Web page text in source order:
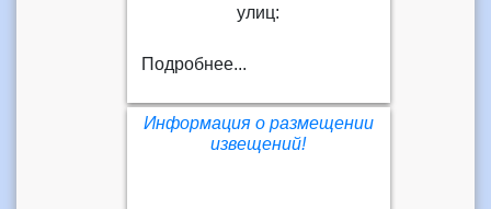
улиц:
Подробнее...
Информация о размещении
извещений!